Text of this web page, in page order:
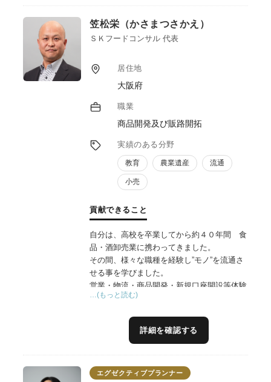
実行には二の足を踏むことも多いかと思いま
す。農福連携をスタートするにあたって、業
ます。
笠松栄（かさまつさかえ）
ＳＫフードコンサル 代表
居住地
大阪府
職業
商品開発及び販路開拓
実績のある分野
教育 農業遺産 流通
小売
貢献できること
自分は、高校を卒業してから約４０年間 食
品・酒卸売業に携わってきました。
その間、様々な職種を経験し”モノ”を流通さ
せる事を学びました。
営業・物流・商品開発・新規口座開設等体験
しこの４０年間の経験値を生かす為
中心に活動しております。
自分は、日本の”食”が大好きで一般的には流
ます。今後、日本の人口は減り
…(もっと読む)
詳細を確認する
エグゼクティブプランナー